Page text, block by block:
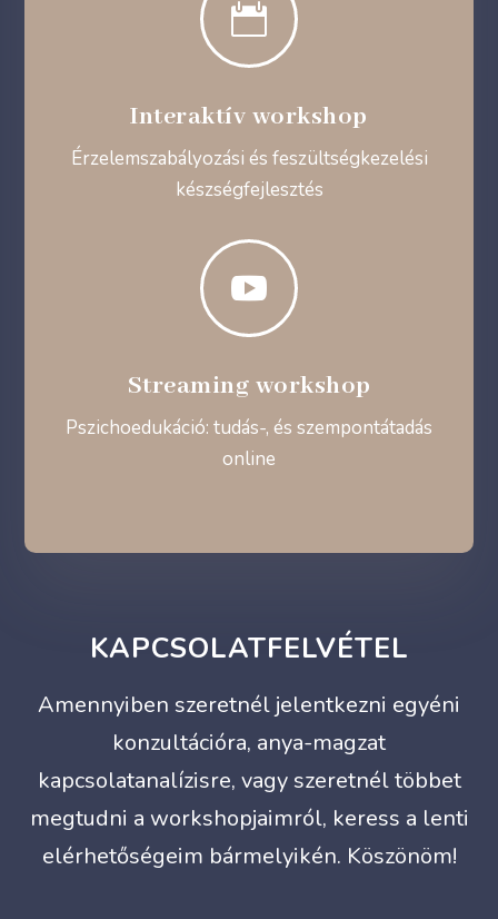

Interaktív workshop
Érzelemszabályozási és feszültségkezelési
készségfejlesztés

Streaming workshop
Pszichoedukáció: tudás-, és szempontátadás
online
KAPCSOLATFELVÉTEL
Amennyiben szeretnél jelentkezni egyéni
konzultációra, anya-magzat
kapcsolatanalízisre, vagy szeretnél többet
megtudni a workshopjaimról, keress a lenti
elérhetőségeim bármelyikén. Köszönöm!